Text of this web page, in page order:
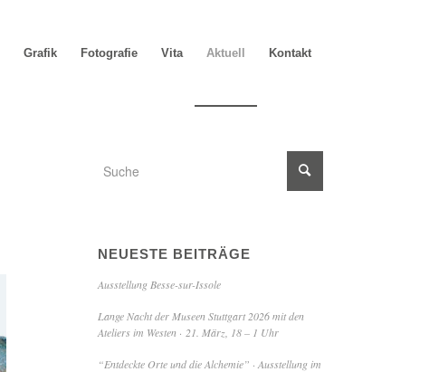
Grafik Fotografie Vita Aktuell Kontakt
NEUESTE BEITRÄGE
Ausstellung Besse-sur-Issole
Lange Nacht der Museen Stuttgart 2026 mit den
Ateliers im Westen · 21. März, 18 – 1 Uhr
“Entdeckte Orte und die Alchemie” · Ausstellung im